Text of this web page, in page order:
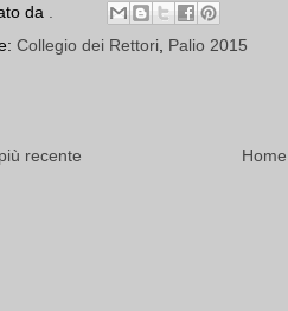
da
Collegio dei Rettori, Palio 2015
recente